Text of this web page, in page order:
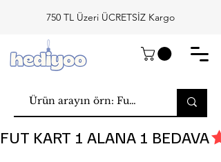
750 TL Üzeri ÜCRETSİZ Kargo
FUT KART 1 ALANA 1 BEDAVA